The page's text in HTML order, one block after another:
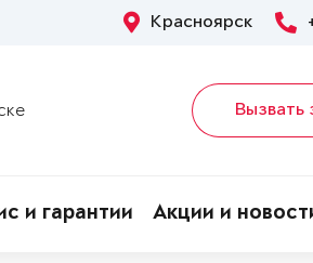
Красноярск
Вызвать
и гарантии Акции и